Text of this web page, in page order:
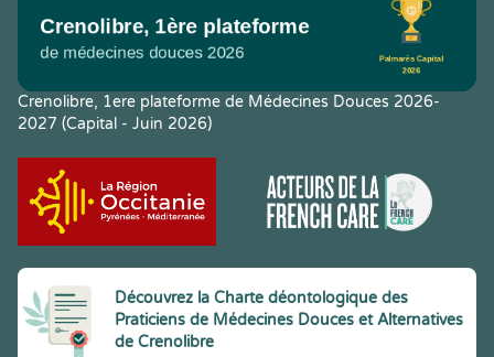
Crenolibre, 1ere plateforme de Médecines Douces 2026-
2027 (Capital - Juin 2026)
Découvrez la Charte déontologique des
Praticiens de Médecines Douces et Alternatives
de Crenolibre